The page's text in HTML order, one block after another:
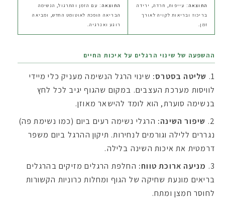
התוצאה: עייפות, חרדה, ירידה
בריכוז ובריאות לקויה לאורך
זמן.
התוצאה: עם הזמן והתרגול, הנשימה
הבריאה הופכת לאוטומט החדש, ומביאה
רוגע ואנרגיה.
ההשפעה של שינוי הרגלים על איכות החיים
שליטה בסטרס: שינוי הרגל הנשימה מעניק כלי מיידי
לוויסות מערכת העצבים. במקום שהגוף יגיב לכל לחץ
בנשימה סוערת, הוא לומד להישאר מאוזן.
שיפור השינה: הרגלי נשימה רעים ביום (כמו נשימת פה)
נגררים ללילה וגורמים לנחירות. תיקון ההרגל ביום משפר
דרמטית את איכות השינה בלילה.
מניעה ארוכת טווח: החלפת הרגלים מזיקים בהרגלים
בריאים מונעת שחיקה של הגוף ומחלות כרוניות הקשורות
לחוסר חמצן ומתח.